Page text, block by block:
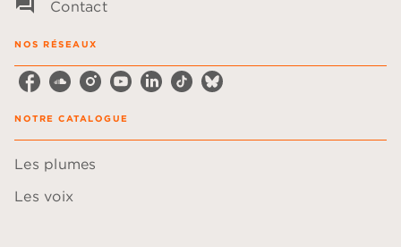
Contact
NOS RÉSEAUX
NOTRE CATALOGUE
Les plumes
Les voix